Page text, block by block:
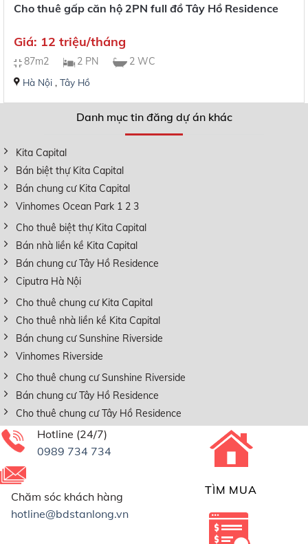
Cho thuê gấp căn hộ 2PN full đồ Tây Hồ Residence
Giá: 12 triệu/tháng
87m2 2 PN 2 WC
Hà Nội, Tây Hồ
Danh mục tin đăng dự án khác
Kita Capital
Bán biệt thự Kita Capital
Bán chung cư Kita Capital
Vinhomes Ocean Park 1 2 3
Cho thuê biệt thự Kita Capital
Bán nhà liền kề Kita Capital
Bán chung cư Tây Hồ Residence
Ciputra Hà Nội
Cho thuê chung cư Kita Capital
Cho thuê nhà liền kề Kita Capital
Bán chung cư Sunshine Riverside
Vinhomes Riverside
Cho thuê chung cư Sunshine Riverside
Bán chung cư Tây Hồ Residence
Cho thuê chung cư Tây Hồ Residence
Hotline (24/7)
0989 734 734
Chăm sóc khách hàng
hotline@bdstanlong.vn
TÌM MUA